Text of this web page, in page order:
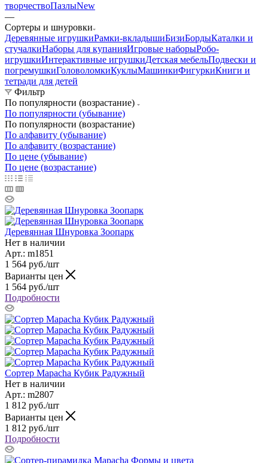
творчествоПазлыNew
—
Сортеры и шнуровки
Деревянные игрушкиРамки-вкладышиБизиБордыКаталки и
стучалкиНаборы для купанияИгровые наборыРобо-
игрушкиИнтерактивные игрушкиДетская мебельПодвески и
погремушкиГоловоломкиКуклыМашинкиФигуркиКниги и
тетради для детей
Фильтр
По популярности (возрастание)
По популярности (убывание)
По популярности (возрастание)
По алфавиту (убывание)
По алфавиту (возрастание)
По цене (убывание)
По цене (возрастание)
Деревянная Шнуровка Зоопарк
Нет в наличии
Арт.: m1851
1 564 руб./шт
Варианты цен
1 564 руб./шт
Подробности
Сортер Mapacha Кубик Радужный
Нет в наличии
Арт.: m2807
1 812 руб./шт
Варианты цен
1 812 руб./шт
Подробности